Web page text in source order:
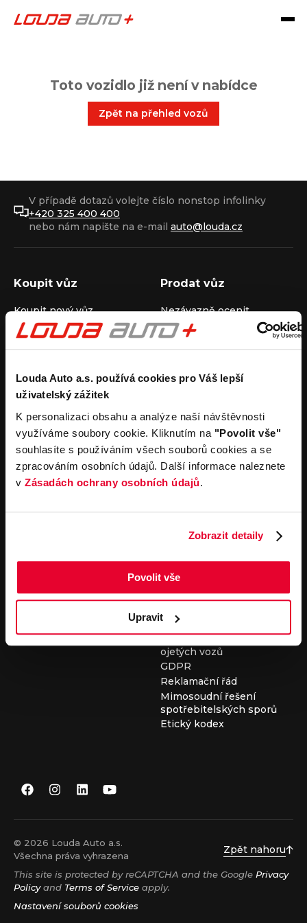
Louda Auto a.s. používá cookies pro Váš lepší
uživatelský zážitek
K personalizaci obsahu a analýze naší návštěvnosti
využíváme soubory cookie. Kliknutím na "Povolit vše"
souhlasíte s používáním všech souborů cookies a se
zpracováním osobních údajů. Další informace naleznete
v Zásadách ochrany osobních údajů.
Zobrazit detaily
Povolit vše
Upravit
Toto vozidlo již není v nabídce
Zpět na přehled vozů
V případě dotazů volejte číslo nonstop infolinky
+420 325 400 400
nebo nám napište na e-mail auto@louda.cz
Koupit vůz
Koupit nový vůz
Koupit ojetý vůz
Koupit užitkový vůz
Prodat vůz
Nezávazně ocenit
Průběh výkupu vozu
Pronájem
Carsharing
Autopůjčovna
Operativní leasing
Společnost
Louda Auto+ Poděbrady
Obytné vozy
Novinky
Kariéra
Servisní služby
Servis
Důležité odkazy
Cookies
Všeobecné obchodní
podmínky pro online
vozidel
Všeobecné obchodní
podmínky pro provádění
servisních prací
Všeobecné obchodní
podmínky při nákupu
ojetých vozů
GDPR
Reklamační řád
Mimosoudní řešení
spotřebitelských sporů
Etický kodex
© 2026 Louda Auto a.s.
Všechna práva vyhrazena
Zpět nahoru
This site is protected by reCAPTCHA and the Google Privacy
Policyand Terms of Service apply.
Nastavení souborů cookies